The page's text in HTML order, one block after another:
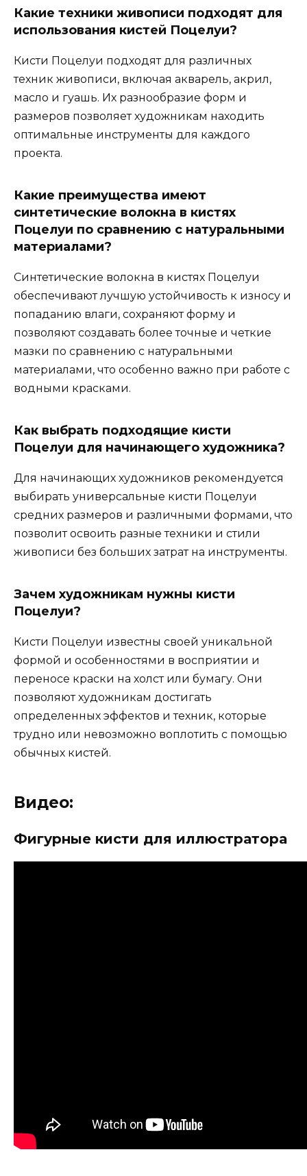
Какие техники живописи подходят для
использования кистей Поцелуи?
Кисти Поцелуи подходят для различных
техник живописи, включая акварель, акрил,
масло и гуашь. Их разнообразие форм и
размеров позволяет художникам находить
оптимальные инструменты для каждого
проекта.
Какие преимущества имеют
синтетические волокна в кистях
Поцелуи по сравнению с натуральными
материалами?
Синтетические волокна в кистях Поцелуи
обеспечивают лучшую устойчивость к износу и
попаданию влаги, сохраняют форму и
позволяют создавать более точные и четкие
мазки по сравнению с натуральными
материалами, что особенно важно при работе с
водными красками.
Как выбрать подходящие кисти
Поцелуи для начинающего художника?
Для начинающих художников рекомендуется
выбирать универсальные кисти Поцелуи
средних размеров и различными формами, что
позволит освоить разные техники и стили
живописи без больших затрат на инструменты.
Зачем художникам нужны кисти
Поцелуи?
Кисти Поцелуи известны своей уникальной
формой и особенностями в восприятии и
переносе краски на холст или бумагу. Они
позволяют художникам достигать
определенных эффектов и техник, которые
трудно или невозможно воплотить с помощью
обычных кистей.
Видео:
Фигурные кисти для иллюстратора